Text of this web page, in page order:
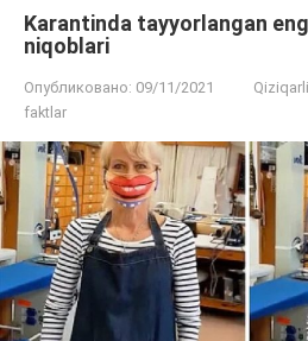
Karantinda tayyorlangan
niqoblari
Опубликовано: 09/11/2021
faktlar